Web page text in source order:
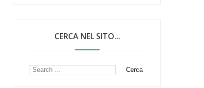
CERCA NEL SITO...